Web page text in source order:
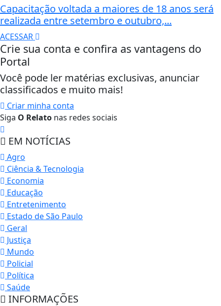
Capacitação voltada a maiores de 18 anos será
realizada entre setembro e outubro,...
ACESSAR
Crie sua conta e confira as vantagens do
Portal
Você pode ler matérias exclusivas, anunciar
classificados e muito mais!
Criar minha conta
Siga O Relato nas redes sociais
EM NOTÍCIAS
Agro
Ciência & Tecnologia
Economia
Educação
Entretenimento
Estado de São Paulo
Geral
Justiça
Mundo
Policial
Política
Saúde
INFORMAÇÕES